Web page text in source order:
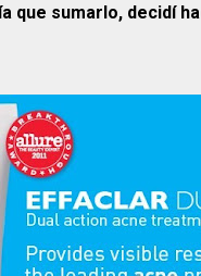
que sumarlo, decidí